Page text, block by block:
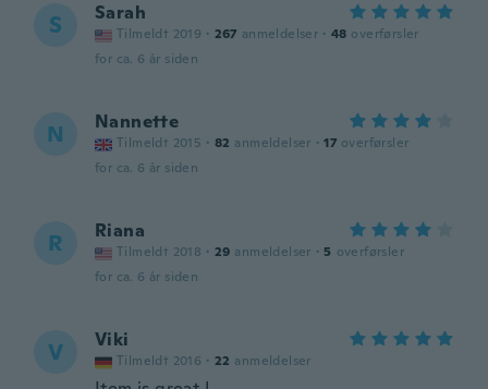
S Sarah
Tilmeldt 2019 · 267 anmeldelser · 48 overførsler
for ca. 6 år siden
N Nannette
Tilmeldt 2015 · 82 anmeldelser · 17 overførsler
for ca. 6 år siden
R Riana
Tilmeldt 2018 · 29 anmeldelser · 5 overførsler
for ca. 6 år siden
V Viki
Tilmeldt 2016 · 22 anmeldelser